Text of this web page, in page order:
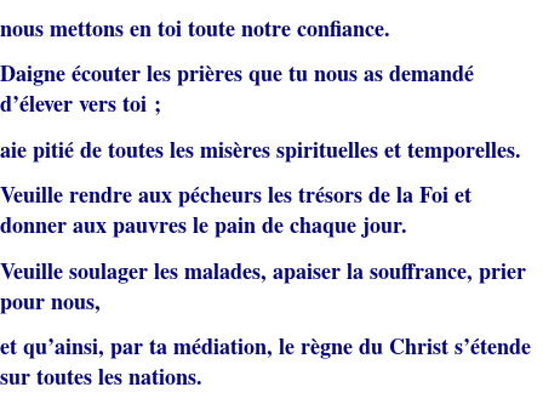
nous mettons en toi toute notre confiance.
Daigne écouter les prières que tu nous as demandé
d’élever vers toi ;
aie pitié de toutes les misères spirituelles et temporelles.
Veuille rendre aux pécheurs les trésors de la Foi et
donner aux pauvres le pain de chaque jour.
Veuille soulager les malades, apaiser la souffrance, prier
pour nous,
et qu’ainsi, par ta médiation, le règne du Christ s’étende
sur toutes les nations.